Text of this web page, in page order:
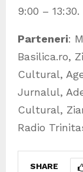
9:00 –
Parteneri:
Basilica.ro,
Cultural,
Jurnalul,
Cultural,
Radio
SHARE